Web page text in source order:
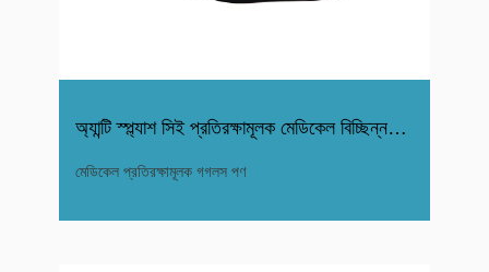
অ্যান্টি স্প্ল্যাশ সিই প্রতিরক্ষামূলক মেডিকেল বিচ্ছিন্নতা চশ
মেডিকেল প্রতিরক্ষামূলক গগলস পণ